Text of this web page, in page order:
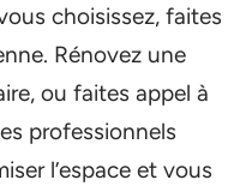
choisissez, faites
Rénovez une
ou faites appel à
professionnels
l’espace et vous